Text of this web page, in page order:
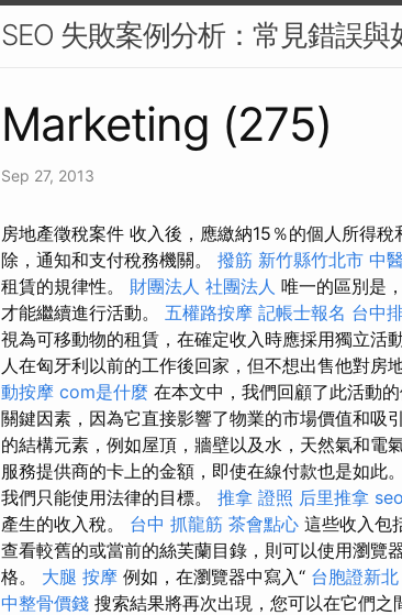
SEO 失敗案例分析：常見錯誤與
Marketing (275)
Sep 27, 2013
房地產徵稅案件 收入後，應繳納15％的個人所得
除，通知和支付稅務機關。 撥筋 新竹縣竹北市 中
租賃的規律性。 財團法人 社團法人 唯一的區別是
才能繼續進行活動。 五權路按摩 記帳士報名 台中
視為可移動物的租賃，在確定收入時應採用獨立活
人在匈牙利以前的工作後回家，但不想出售他對房
動按摩 com是什麼 在本文中，我們回顧了此活動
關鍵因素，因為它直接影響了物業的市場價值和吸
的結構元素，例如屋頂，牆壁以及水，天然氣和電
服務提供商的卡上的金額，即使在線付款也是如此。
我們只能使用法律的目標。 推拿 證照 后里推拿
產生的收入稅。 台中 抓龍筋 茶會點心 這些收入包
查看較舊的或當前的絲芙蘭目錄，則可以使用瀏覽
格。 大腿 按摩 例如，在瀏覽器中寫入“ 台胞證新北
中整骨價錢 搜索結果將再次出現，您可以在它們之